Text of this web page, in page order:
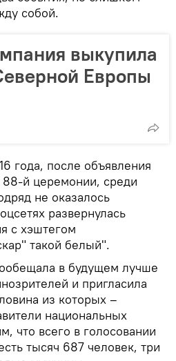
собой.
выкупила
Европы
года, после объявления
й церемонии, среди
не оказалось
развернулась
с хэштегом
такой белый".
в будущем лучше
и пригласила
из которых –
национальных
что всего в голосовании
тысяч 687 человек, три